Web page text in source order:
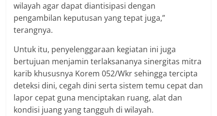
wilayah agar dapat diantisipasi dengan
pengambilan keputusan yang tepat juga,”
terangnya.
Untuk itu, penyelenggaraan kegiatan ini juga
bertujuan menjamin terlaksananya sinergitas mitra
karib khususnya Korem 052/Wkr sehingga tercipta
deteksi dini, cegah dini serta sistem temu cepat dan
lapor cepat guna menciptakan ruang, alat dan
kondisi juang yang tangguh di wilayah.